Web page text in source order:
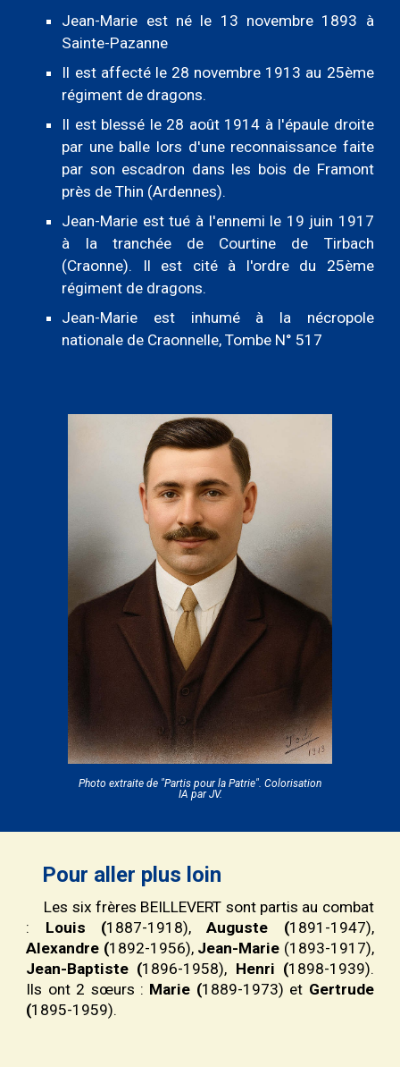
Jean-Marie est né le 13 novembre 1893 à
Sainte-Pazanne
Il est affecté le 28 novembre 1913 au 25ème
régiment de dragons.
Il est blessé le 28 août 1914 à l'épaule droite
par une balle lors d'une reconnaissance faite
par son escadron dans les bois de Framont
près de Thin (Ardennes).
Jean-Marie est tué à l'ennemi le 19 juin 1917
à la tranchée de Courtine de Tirbach
(Craonne). Il est cité à l'ordre du 25ème
régiment de dragons.
Jean-Marie est inhumé à la nécropole
nationale de Craonnelle, Tombe N° 517
Photo extraite de "Partis pour la Patrie". Colorisation
IA par JV.
Pour aller plus loin
Les six frères BEILLEVERT sont partis au combat
: Louis (1887-1918),Auguste (1891-1947),
Alexandre (1892-1956), Jean-Marie (1893-1917),
Jean-Baptiste (1896-1958), Henri (1898-1939).
Ils ont 2 sœurs : Marie (1889-1973) et Gertrude
(1895-1959).